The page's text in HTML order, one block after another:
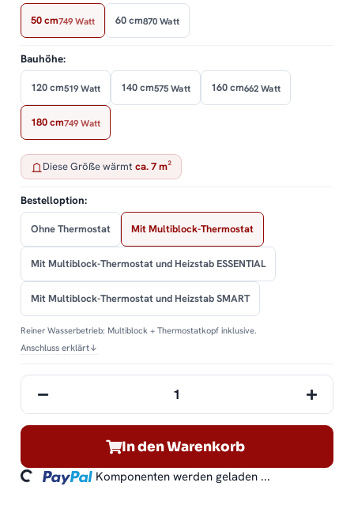
50 cm749 Watt 60 cm870 Watt
Bauhöhe:
120 cm519 Watt 140 cm575 Watt 160 cm662 Watt
180 cm749 Watt
Diese Größe wärmt ca. 7 m²
Bestelloption:
Ohne Thermostat Mit Multiblock-Thermostat
Mit Multiblock-Thermostat und Heizstab ESSENTIAL
Mit Multiblock-Thermostat und Heizstab SMART
Reiner Wasserbetrieb: Multiblock + Thermostatkopf inklusive.
Anschluss erklärt↓
In den Warenkorb
Komponenten werden geladen ...